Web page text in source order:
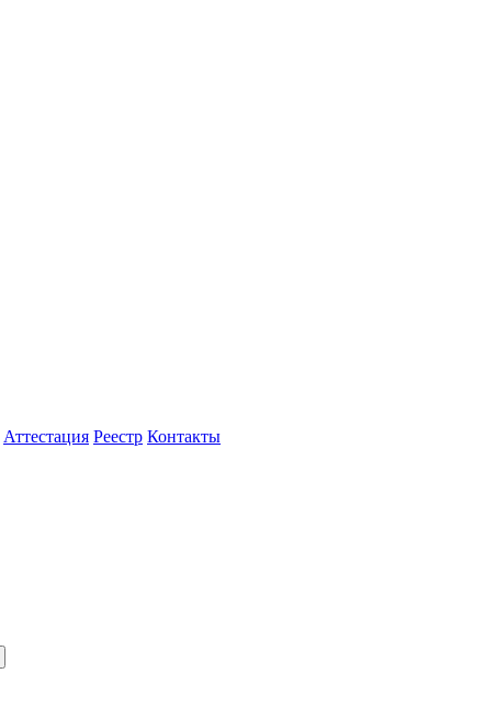
Аттестация Реестр Контакты